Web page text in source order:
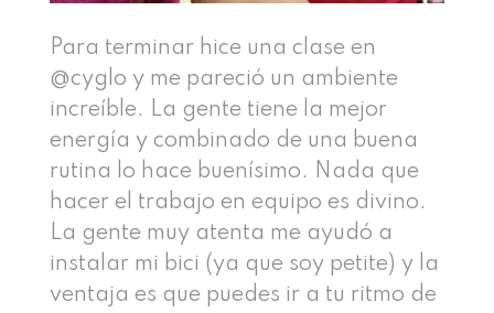
Para terminar hice una clase en
@cyglo y me pareció un ambiente
increíble. La gente tiene la mejor
energía y combinado de una buena
rutina lo hace buenísimo. Nada que
hacer el trabajo en equipo es divino.
La gente muy atenta me ayudó a
instalar mi bici (ya que soy petite) y la
ventaja es que puedes ir a tu ritmo de